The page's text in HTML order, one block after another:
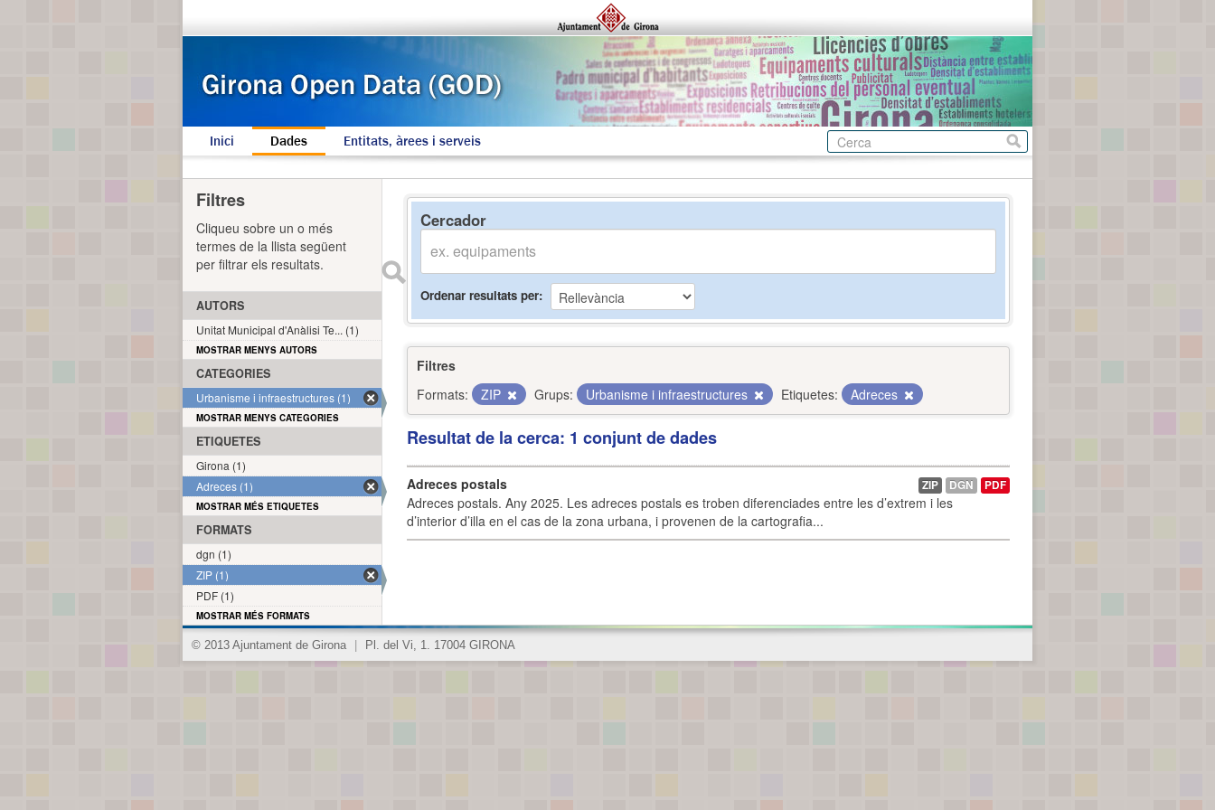
Inici Dades Entitats, àrees i serveis
Cercador
Ordenar resultats per
Filtres
Formats:
ZIP Grups: Urbanisme i infraestructures Etiquetes: Adreces
Resultat de la cerca: 1 conjunt de dades
Adreces postals
Adreces postals. Any 2025. Les adreces postals es troben diferenciades entre les d’extrem i les
d’interior d’illa en el cas de la zona urbana, i provenen de la cartografia...
ZIP DGN PDF
Filtres
Cliqueu sobre un o més
termes de la llista següent
per filtrar els resultats.
AUTORS
Unitat Municipal d'Anàlisi Te... (1)
MOSTRAR MENYS AUTORS
CATEGORIES
Urbanisme i infraestructures (1)
MOSTRAR MENYS CATEGORIES
ETIQUETES
Girona (1)
Adreces (1)
MOSTRAR MÉS ETIQUETES
FORMATS
dgn (1)
ZIP (1)
PDF (1)
MOSTRAR MÉS FORMATS
© 2013 Ajuntament de Girona Pl. del Vi, 1. 17004 GIRONA